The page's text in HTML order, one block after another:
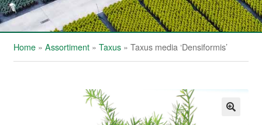
Home» Assortiment» Taxus» Taxus media ‘Densiformis’